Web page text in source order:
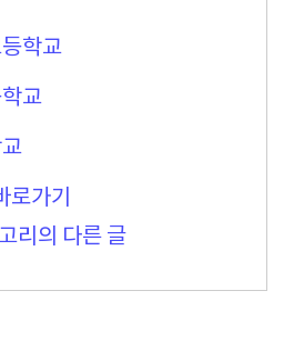
학교
교
로가기
리의 다른 글